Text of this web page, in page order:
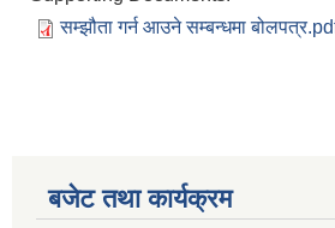
सम्झौता गर्न आउने सम्बन्धमा
बजेट तथा कार्यक्रम